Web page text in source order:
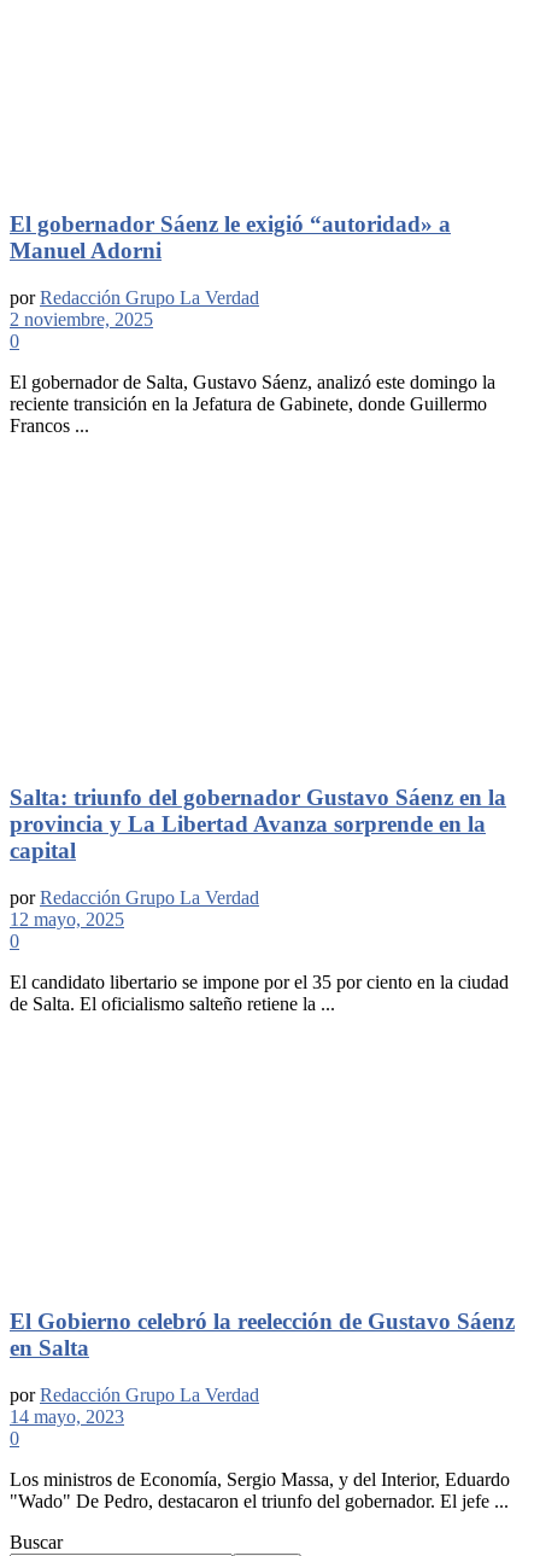
El gobernador Sáenz le exigió “autoridad» a
Manuel Adorni
por Redacción Grupo La Verdad
2 noviembre, 2025
0
El gobernador de Salta, Gustavo Sáenz, analizó este domingo la
reciente transición en la Jefatura de Gabinete, donde Guillermo
Francos ...
Salta: triunfo del gobernador Gustavo Sáenz en la
provincia y La Libertad Avanza sorprende en la
capital
por Redacción Grupo La Verdad
12 mayo, 2025
0
El candidato libertario se impone por el 35 por ciento en la ciudad
de Salta. El oficialismo salteño retiene la ...
El Gobierno celebró la reelección de Gustavo Sáenz
en Salta
por Redacción Grupo La Verdad
14 mayo, 2023
0
Los ministros de Economía, Sergio Massa, y del Interior, Eduardo
"Wado" De Pedro, destacaron el triunfo del gobernador. El jefe ...
Buscar